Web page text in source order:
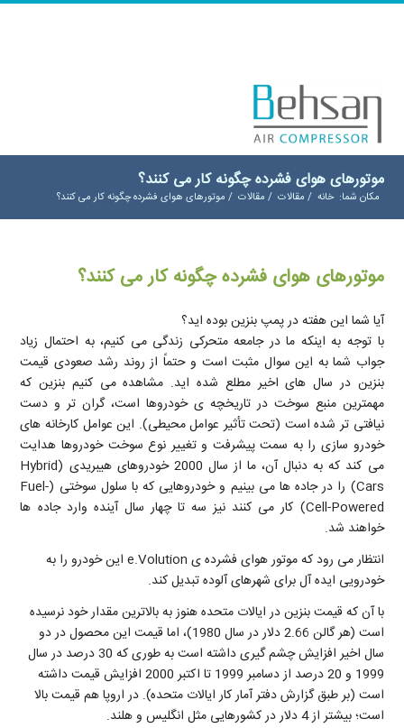
موتورهای هوای فشرده چگونه کار می کنند؟
مکان شما: خانه / مقالات / مقالات / موتورهای هوای فشرده چگونه کار می کنند؟
موتورهای هوای فشرده چگونه کار می کنند؟
آیا شما این هفته در پمپ بنزین بوده اید؟
با توجه به اینکه ما در جامعه متحرکی زندگی می کنیم، به احتمال زیاد
جواب شما به این سوال مثبت است و حتماً از روند رشد صعودی قیمت
بنزین در سال های اخیر مطلع شده اید. مشاهده می کنیم بنزین که
مهمترین منبع سوخت در تاریخچه ی خودروها است، گران تر و دست
نیافتی تر شده است (تحت تأثیر عوامل محیطی). این عوامل کارخانه های
خودرو سازی را به سمت پیشرفت و تغییر نوع سوخت خودروها هدایت
می کند که به دنبال آن، ما از سال 2000 خودروهای هیبریدی (Hybrid
Cars) را در جاده ها می بینیم و خودروهایی که با سلول سوختی (Fuel-
Cell-Powered) کار می کنند نیز سه تا چهار سال آینده وارد جاده ها
خواهند شد.
انتظار می رود که موتور هوای فشرده ی e.Volution این خودرو را به
خودرویی ایده آل برای شهرهای آلوده تبدیل کند.
با آن که قیمت بنزین در ایالات متحده هنوز به بالاترین مقدار خود نرسیده
است (هر گالن 2.66 دلار در سال 1980)، اما قیمت این محصول در دو
سال اخیر افزایش چشم گیری داشته است به طوری که 30 درصد در سال
1999 و 20 درصد از دسامبر 1999 تا اکتبر 2000 افزایش قیمت داشته
است (بر طبق گزارش دفتر آمار کار ایالات متحده). در اروپا هم قیمت بالا
است؛ بیشتر از 4 دلار در کشورهایی مثل انگلیس و هلند.